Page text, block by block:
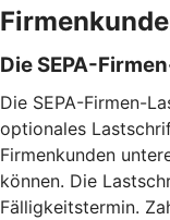
Die SEPA-
Die SEPA-Firmen-
optionales
Firmenkunden
können. Die
Fälligkeitstermin.